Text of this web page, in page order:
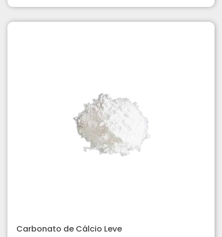
Carbonato de Cálcio Leve